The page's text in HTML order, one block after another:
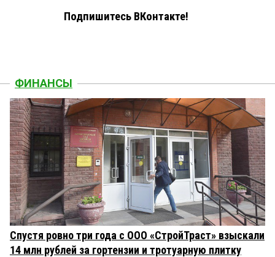
Подпишитесь ВКонтакте!
ФИНАНСЫ
Спустя ровно три года с ООО «СтройТраст» взыскали
14 млн рублей за гортензии и тротуарную плитку